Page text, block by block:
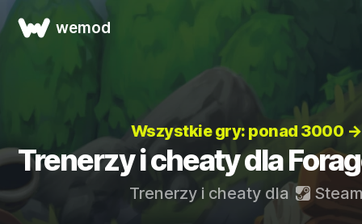
wemod
Wszystkie gry: ponad 3000 →
Trenerzy i cheaty dla
Trenerzy i cheaty dla